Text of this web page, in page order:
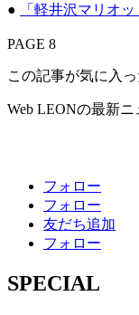
● 「軽井沢マリオ
PAGE 8
この記事が気に入
Web LEONの最新ニ
フォロー
フォロー
友だち追加
フォロー
SPECIAL